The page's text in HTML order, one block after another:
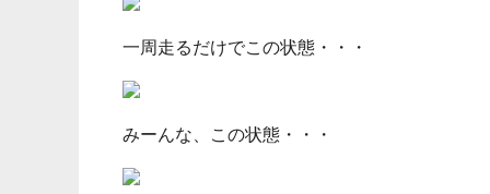
一周走るだけでこの状態・・・
みーんな、この状態・・・